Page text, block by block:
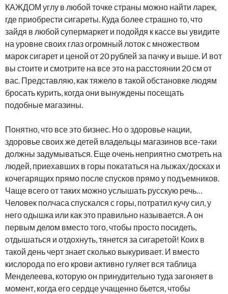
КАЖДОМ углу в любой точке страны можно найти ларек,
где приобрести сигареты. Куда более страшно то, что
зайдя в любой супермаркет и подойдя к кассе вы увидите
на уровне своих глаз огромный лоток с множеством
марок сигарет и ценой от 20 рублей за пачку и выше. И вот
вы стоите и смотрите на все это на расстоянии 20 см от
вас. Представляю, как тяжело в такой обстановке людям
бросать курить, когда они вынуждены посещать
подобные магазины.
Понятно, что все это бизнес. Но о здоровье нации,
здоровье своих же детей владельцы магазинов все-таки
должны задумываться. Еще очень неприятно смотреть на
людей, приехавших в горы покататься на лыжах/досках и
кочегарящих прямо после спусков прямо у подъемников.
Чаще всего от таких можно услышать русскую речь…
Человек полчаса спускался с горы, потратил кучу сил, у
него одышка или как это правильно называется. А он
первым делом вместо того, чтобы просто посидеть,
отдышаться и отдохнуть, тянется за сигаретой! Коих в
такой день черт знает сколько выкуривает. И вместо
кислорода по его крови активно гуляет вся таблица
Менделеева, которую он принудительно туда загоняет в
момент, когда его сердце учащенно бьется, чтобы